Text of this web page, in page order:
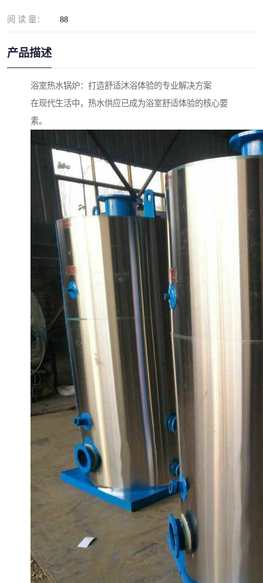
阅 读 量： 88
产品描述
浴室热水锅炉：打造舒适沐浴体验的专业解决方案
在现代生活中，热水供应已成为浴室舒适体验的核心要
素。